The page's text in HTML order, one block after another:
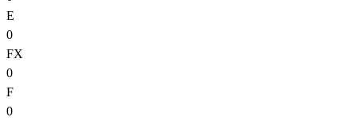
E
0
FX
0
F
0